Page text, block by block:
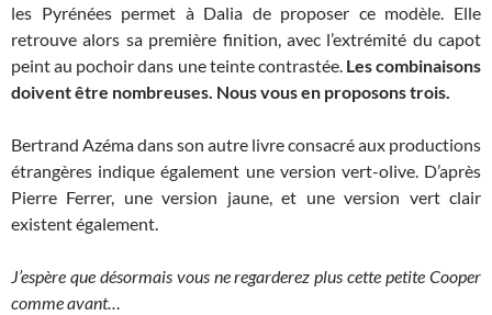
les Pyrénées permet à Dalia de proposer ce modèle. Elle
retrouve alors sa première finition, avec l’extrémité du capot
peint au pochoir dans une teinte contrastée. Les combinaisons
doivent être nombreuses. Nous vous en proposons trois.
Bertrand Azéma dans son autre livre consacré aux productions
étrangères indique également une version vert-olive. D’après
Pierre Ferrer, une version jaune, et une version vert clair
existent également.
J’espère que désormais vous ne regarderez plus cette petite Cooper
comme avant…